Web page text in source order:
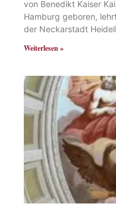
von Benedikt Kaiser
Hamburg geboren,
der Neckarstadt
Weiterlesen »